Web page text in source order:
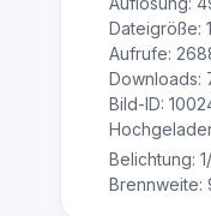
Dateigröße:
Aufrufe:
Downloads:
Bild-ID:
Belichtung:
Brennweite: